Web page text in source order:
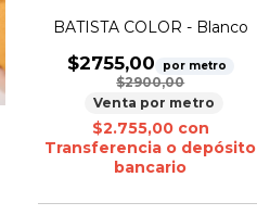
BATISTA COLOR - Blanco
$2755,00 por metro
$2900,00
Venta por metro
$2.755,00 con
Transferencia o depósito
bancario